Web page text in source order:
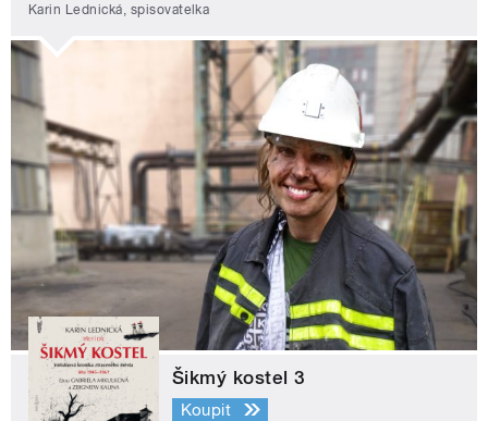
Karin Lednická, spisovatelka
Šikmý kostel 3
Koupit